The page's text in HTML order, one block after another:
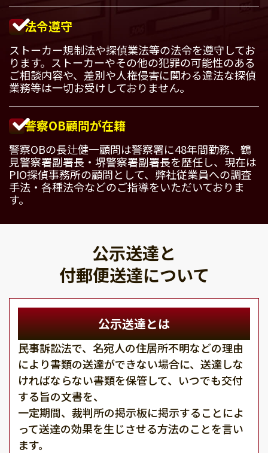
法令遵守
ストーカー規制法や探偵業法等の法令を遵守してお
ります。ストーカーやその他の犯罪の可能性のある
ご相談内容や、差別や人権侵害に関わる違法な探偵
業務等は一切お受けしておりません。
警察OB顧問が在籍
警察OBの長辻健一顧問は警察署に48年間勤務、鶴
見警察署副署長・堺警察署副署長を歴任し、現在は
PIO探偵事務所の顧問として、弊社従業員への調査
手法・各種法令などのご指導をいただいておりま
す。
公示送達と
付郵便送達について
公示送達とは
民事訴訟法で、名宛人の住居所不明などの理由
により書類の送達ができない場合に、送達しな
ければならない書類を保管して、いつでも交付
する旨の文書を、
一定期間、裁判所の掲示板に掲示することによ
って送達の効果を生じさせる方法のことを言い
ます。